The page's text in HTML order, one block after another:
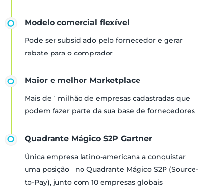
Modelo comercial flexível
Pode ser subsidiado pelo fornecedor e gerar
rebate para o comprador
Maior e melhor Marketplace
Mais de 1 milhão de empresas cadastradas que
podem fazer parte da sua base de fornecedores
Quadrante Mágico S2P Gartner
Única empresa latino-americana a conquistar
uma posição no Quadrante Mágico S2P (Source-
to-Pay), junto com 10 empresas globais